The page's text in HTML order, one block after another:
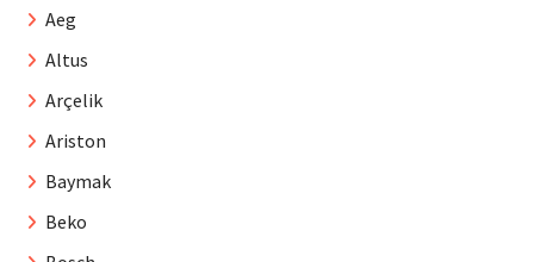
Aeg
Altus
Arçelik
Ariston
Baymak
Beko